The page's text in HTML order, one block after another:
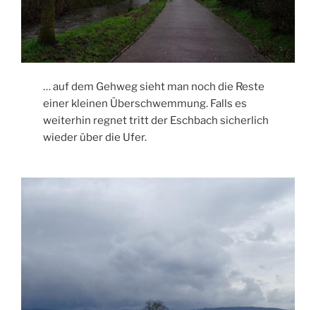
… auf dem Gehweg sieht man noch die Reste
einer kleinen Überschwemmung. Falls es
weiterhin regnet tritt der Eschbach sicherlich
wieder über die Ufer.